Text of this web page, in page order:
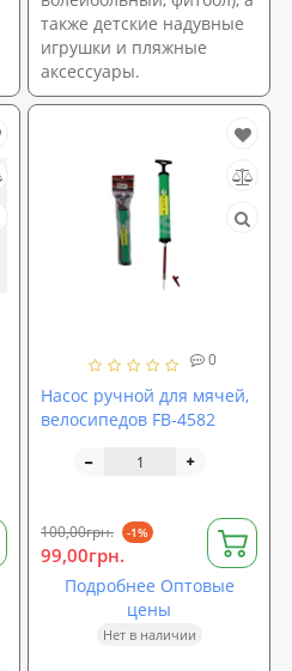
также детские надувные
игрушки и пляжные
аксессуары.
0
Насос ручной для мячей,
велосипедов FB-4582
100,00грн. -1%
99,00грн.
Подробнее Оптовые
цены
Нет в наличии